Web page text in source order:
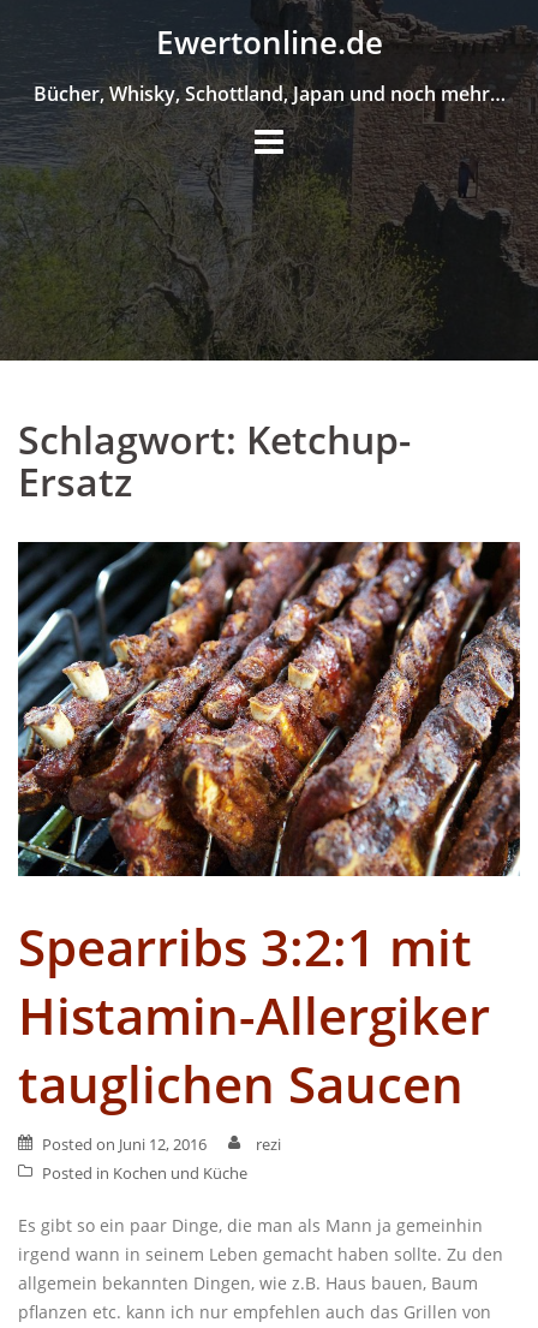
to
Ewertonline.de
Bücher, Whisky, Schottland, Japan und noch mehr…
Schlagwort: Ketchup-
Ersatz
Spearribs 3:2:1 mit
Histamin-Allergiker
tauglichen Saucen
Posted on Juni 12, 2016
rezi
Posted in Kochen und Küche
Es gibt so ein paar Dinge, die man als Mann ja gemeinhin
irgend wann in seinem Leben gemacht haben sollte. Zu den
allgemein bekannten Dingen, wie z.B. Haus bauen, Baum
pflanzen etc. kann ich nur empfehlen auch das Grillen von